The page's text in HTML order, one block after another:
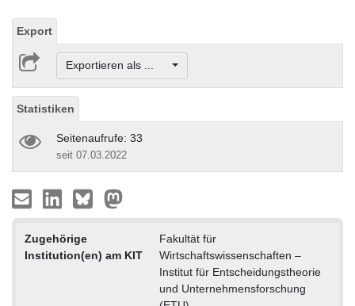
Export
Exportieren als ...
Statistiken
Seitenaufrufe: 33
seit 07.03.2022
Zugehörige
Institution(en) am KIT
Fakultät für
Wirtschaftswissenschaften –
Institut für Entscheidungstheorie
und Unternehmensforschung